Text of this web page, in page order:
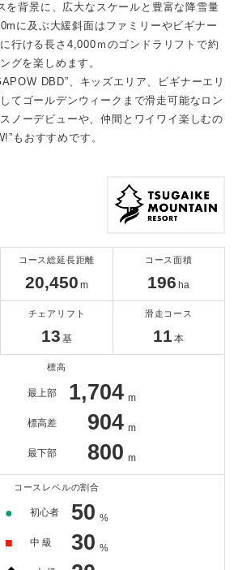
を背景に、広大なスケールと豊富な降雪量
に及ぶ大緩斜面はファミリーやビギナー
行ける長さ4,000ｍのゴンドラリフトで約
グを楽しめます。
DBD”、キッズエリア、ビギナーエリ
てゴールデンウィークまで滑走可能なロン
ノーデビューや、仲間とワイワイ楽しむの
もおすすめです。
コース総延長距離
20,450 m
コース面積
196 ha
チェアリフト
13 基
滑走コース
11 本
標高
最上部 1,704 m
標高差 904 m
最下部 800 m
コースレベルの割合
● 初心者 50 %
■ 中 級 30 %